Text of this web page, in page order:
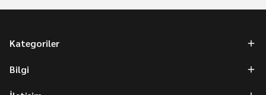
Kategoriler
Bilgi